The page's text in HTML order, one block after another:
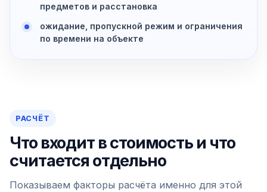
предметов и расстановка
ожидание, пропускной режим и ограничения
по времени на объекте
РАСЧЁТ
Что входит в стоимость и что
считается отдельно
Показываем факторы расчёта именно для этой